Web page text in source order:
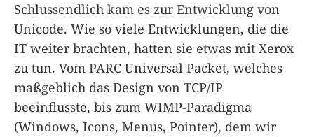
Schlussendlich kam es zur Entwicklung von
Unicode. Wie so viele Entwicklungen, die die
IT weiter brachten, hatten sie etwas mit Xerox
zu tun. Vom PARC Universal Packet, welches
maßgeblich das Design von TCP/IP
beeinflusste, bis zum WIMP-Paradigma
(Windows, Icons, Menus, Pointer), dem wir